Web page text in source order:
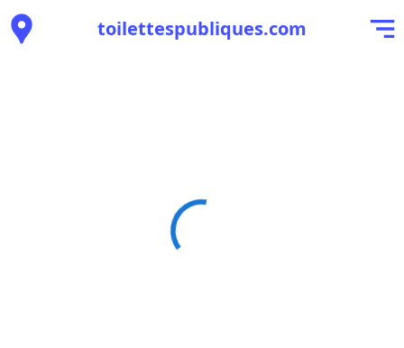
toilettespubliques.com